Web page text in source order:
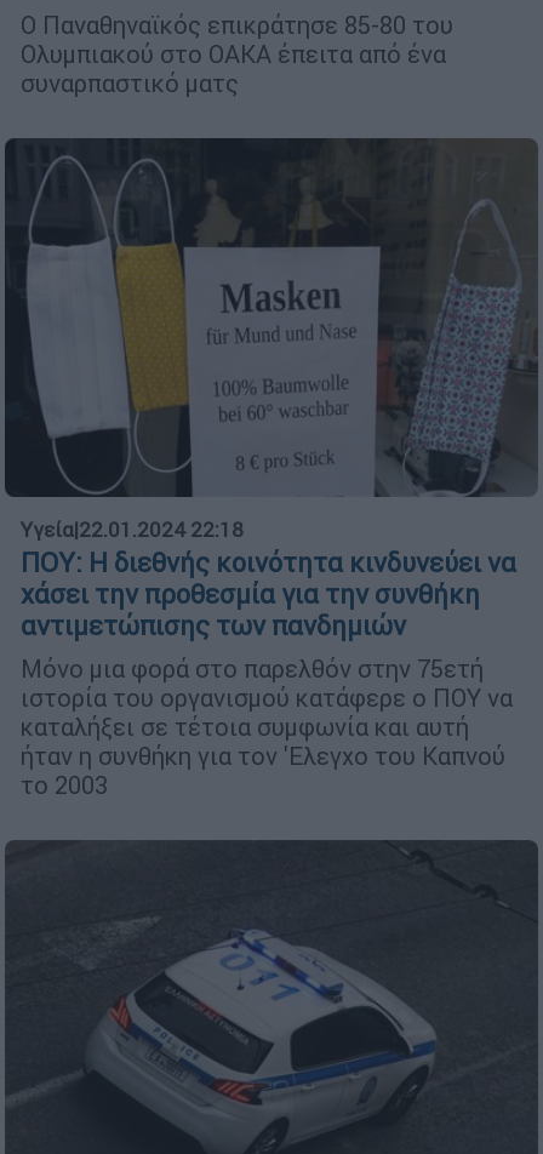
Ο Παναθηναϊκός επικράτησε 85-80 του
Ολυμπιακού στο ΟΑΚΑ έπειτα από ένα
συναρπαστικό ματς
Υγεία|22.01.2024 22:18
ΠΟΥ: Η διεθνής κοινότητα κινδυνεύει να
χάσει την προθεσμία για την συνθήκη
αντιμετώπισης των πανδημιών
Μόνο μια φορά στο παρελθόν στην 75ετή
ιστορία του οργανισμού κατάφερε ο ΠΟΥ να
καταλήξει σε τέτοια συμφωνία και αυτή
ήταν η συνθήκη για τον 'Ελεγχο του Καπνού
το 2003